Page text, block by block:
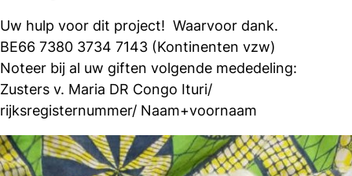
Uw hulp voor dit project! Waarvoor dank.
BE66 7380 3734 7143 (Kontinenten vzw)
Noteer bij al uw giften volgende mededeling:
Zusters v. Maria DR Congo Ituri/
rijksregisternummer/ Naam+voornaam